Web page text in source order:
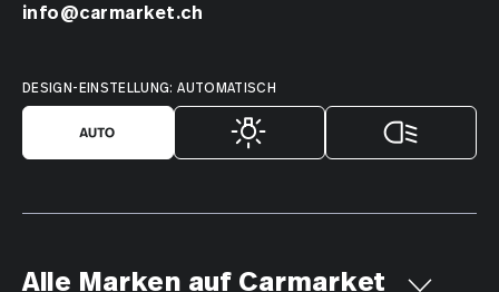
info@carmarket.ch
DESIGN-EINSTELLUNG: AUTOMATISCH
Alle Marken auf Carmarket